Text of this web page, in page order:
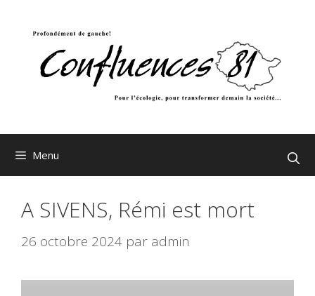
Menu
A SIVENS, Rémi est mort
26 octobre 2024 par admin